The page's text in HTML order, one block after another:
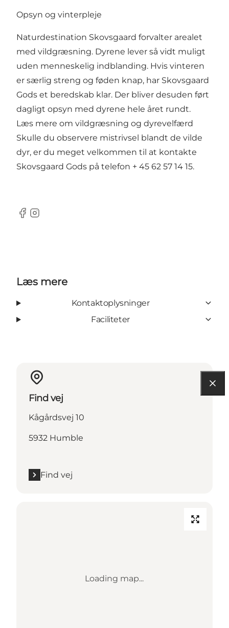
Opsyn og vinterpleje
Naturdestination Skovsgaard forvalter arealet
med vildgræsning. Dyrene lever så vidt muligt
uden menneskelig indblanding. Hvis vinteren
er særlig streng og føden knap, har Skovsgaard
Gods et beredskab klar. Der bliver desuden ført
dagligt opsyn med dyrene hele året rundt.
Læs mere om vildgræsning og dyrevelfærd
Skulle du observere mistrivsel blandt de vilde
dyr, er du meget velkommen til at kontakte
Skovsgaard Gods på telefon + 45 62 57 14 15.
Facebook
Instagram
Læs mere
Kontaktoplysninger
Faciliteter
Find vej
Kågårdsvej 10
5932 Humble
Find vej
Loading map...